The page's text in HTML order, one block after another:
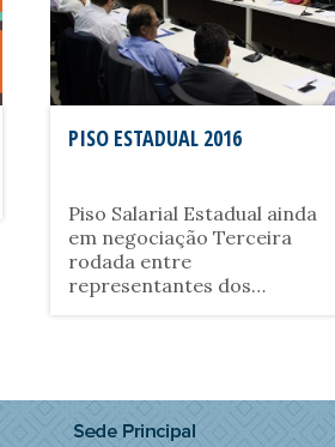
PISO ESTADUAL 2016
Piso Salarial Estadual ainda
em negociação Terceira
rodada entre
representantes dos
diversas categorias de......